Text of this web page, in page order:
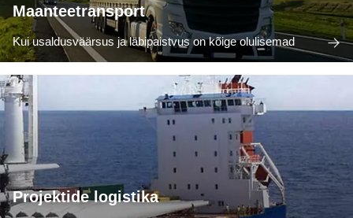
Maanteetransport
Kui usaldusväärsus ja läbipaistvus on kõige olulisemad
Projektide logistika